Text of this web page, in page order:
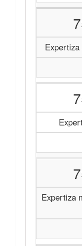
Expertiza